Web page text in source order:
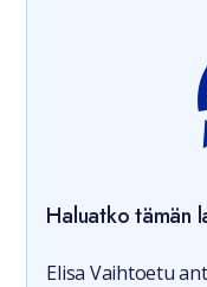
Haluatko tämän
Elisa Vaihtoetu